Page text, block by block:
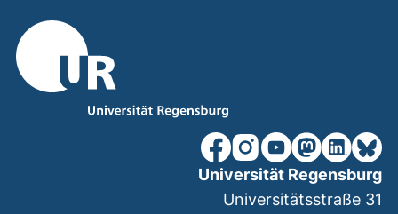
unsere Facebook-Seite
unsere Instagram-
unsere YouTube-
unsereunsere
Universität Regensburg
Universitätsstraße 31